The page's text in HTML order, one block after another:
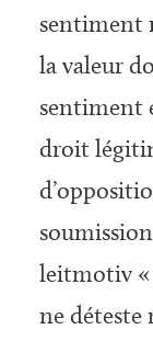
sentiment
la valeur
sentiment
droit
leitmotiv «
ne déteste